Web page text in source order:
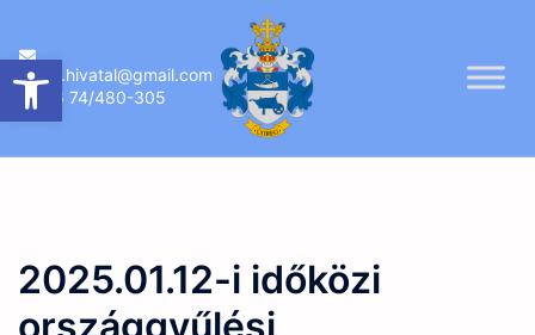
Eszköztár megnyitása
content
ujireg.hivatal@gmail.com
06 74/480-305
2025.01.12-i időközi